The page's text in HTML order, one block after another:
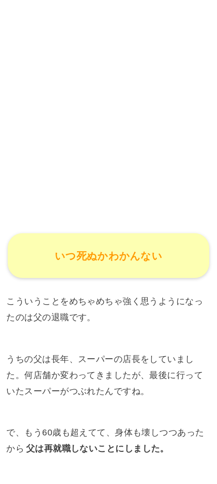
いつ死ぬかわかんない
こういうことをめちゃめちゃ強く思うようになっ
たのは父の退職です。
うちの父は長年、スーパーの店長をしていまし
た。何店舗か変わってきましたが、最後に行って
いたスーパーがつぶれたんですね。
で、もう60歳も超えてて、身体も壊しつつあった
から 父は再就職しないことにしました。